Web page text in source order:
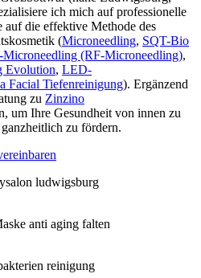
ich mich auf professionelle
auf die effektive Methode des
(Microneedling, SQT-Bio
Microneedling (RF-Microneedling),
Evolution, LED-
Facial Tiefenreinigung). Ergänzend
zu Zinzino
um Ihre Gesundheit von innen zu
zu fördern.